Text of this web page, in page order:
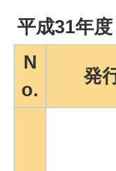
平成31年
N
o.
発